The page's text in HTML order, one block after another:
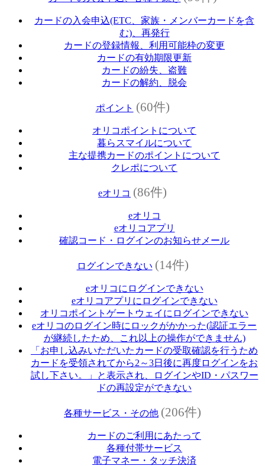
カードの入会申込(ETC、家族・メンバーカードを含
む)、再発行
カードの登録情報、利用可能枠の変更
カードの有効期限更新
カードの紛失、盗難
カードの解約、脱会
ポイント (60件)
オリコポイントについて
暮らスマイルについて
主な提携カードのポイントについて
クレポについて
eオリコ (86件)
eオリコ
eオリコアプリ
確認コード・ログインのお知らせメール
ログインできない (14件)
eオリコにログインできない
eオリコアプリにログインできない
オリコポイントゲートウェイにログインできない
eオリコのログイン時にロックがかかった(認証エラー
が継続したため、これ以上の操作ができません)
「お申し込みいただいたカードの受取確認を行うため
カードを受領されてから2～3日後に再度ログインをお
試し下さい。」と表示され、ログインやID・パスワー
ドの再設定ができない
各種サービス・その他 (206件)
カードのご利用にあたって
各種付帯サービス
電子マネー・タッチ決済